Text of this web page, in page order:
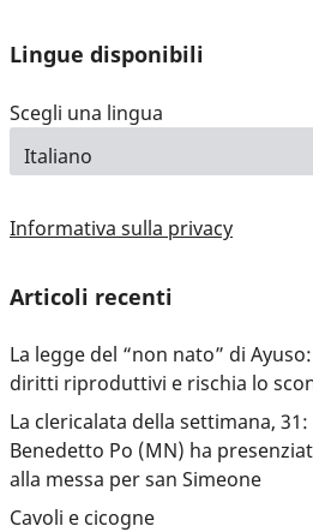
Lingue disponibili
Scegli una lingua
Informativa sulla privacy
Articoli recenti
La legge del “non nato” di
diritti riproduttivi e rischia lo
La clericalata della settimana,
Benedetto Po (MN) ha
alla messa per san Simeone
Cavoli e cicogne